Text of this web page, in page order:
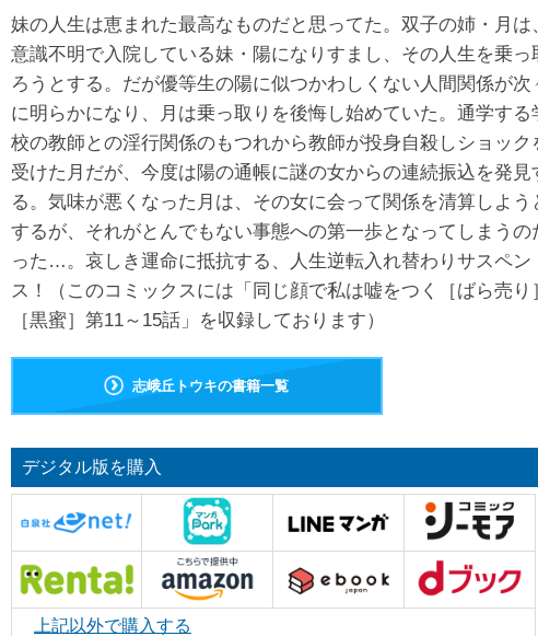
妹の人生は恵まれた最高なものだと思ってた。双子の姉・月は
意識不明で入院している妹・陽になりすまし、その人生を乗っ
ろうとする。だが優等生の陽に似つかわしくない人間関係が次
に明らかになり、月は乗っ取りを後悔し始めていた。通学する
校の教師との淫行関係のもつれから教師が投身自殺しショック
受けた月だが、今度は陽の通帳に謎の女からの連続振込を発見
る。気味が悪くなった月は、その女に会って関係を清算しよう
するが、それがとんでもない事態への第一歩となってしまうの
った…。哀しき運命に抵抗する、人生逆転入れ替わりサスペン
ス！（このコミックスには「同じ顔で私は嘘をつく［ばら売り
［黒蜜］第11～15話」を収録しております）
志峨丘トウキの書籍一覧
デジタル版を購入
上記以外で購入する